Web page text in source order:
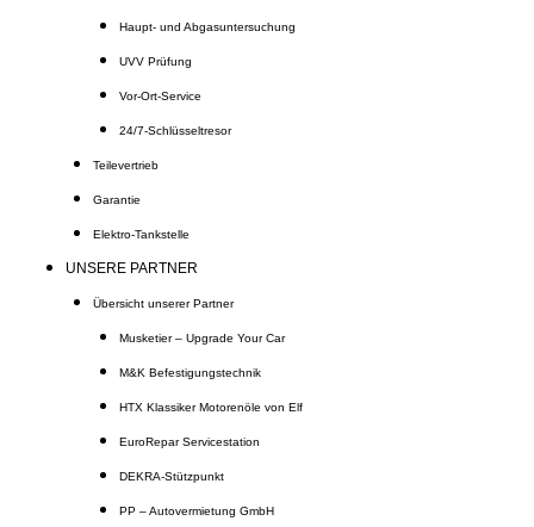
Haupt- und Abgasuntersuchung
UVV Prüfung
Vor-Ort-Service
24/7-Schlüsseltresor
Teilevertrieb
Garantie
Elektro-Tankstelle
UNSERE PARTNER
Übersicht unserer Partner
Musketier – Upgrade Your Car
M&K Befestigungstechnik
HTX Klassiker Motorenöle von Elf
EuroRepar Servicestation
DEKRA-Stützpunkt
PP – Autovermietung GmbH